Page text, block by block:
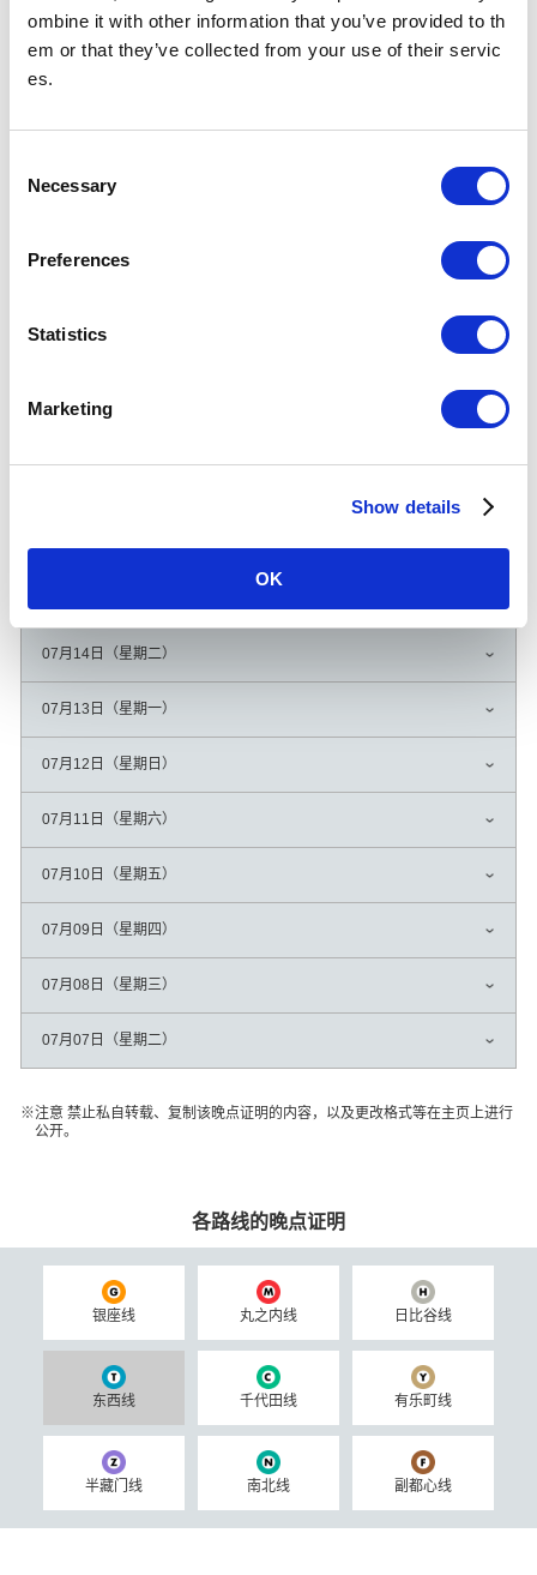
ombine it with other information that you’ve provided to th
em or that they’ve collected from your use of their servic
es.
Necessary
Preferences
Statistics
Marketing
Show details
OK
07月25日（星期六）
07月21日（星期二）
07月14日（星期二）
07月13日（星期一）
07月12日（星期日）
07月11日（星期六）
07月10日（星期五）
07月09日（星期四）
07月08日（星期三）
07月07日（星期二）
注意 禁止私自转载、复制该晚点证明的内容，以及更改格式等在主页上进行
公开。
各路线的晚点证明
银座线 丸之内线 日比谷线
东西线 千代田线 有乐町线
半藏门线 南北线 副都心线